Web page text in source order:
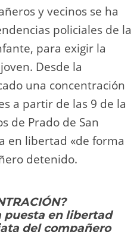
y vecinos se ha
policiales de la
para exigir la
Desde la
una concentración
a partir de las 9 de la
de Prado de San
en libertad «de forma
detenido.
puesta en libertad
del compañero